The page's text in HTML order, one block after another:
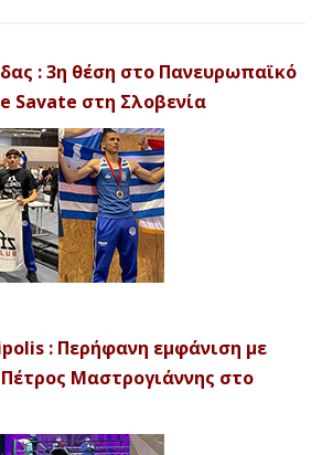
: 3η θέση στο Πανευρωπαϊκό
Savate στη Σλοβενία
: Περήφανη εμφάνιση με
Μαστρογιάννης στο